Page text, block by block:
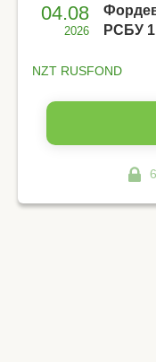
04.08
2026
РСБУ 1
NZT RUSFOND